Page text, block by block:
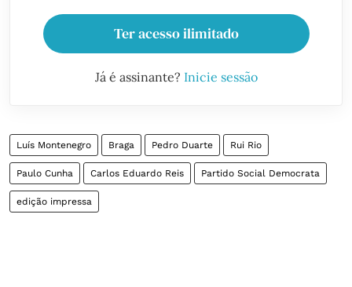
Ter acesso ilimitado
Já é assinante? Inicie sessão
Luís Montenegro Braga Pedro Duarte Rui Rio
Paulo Cunha Carlos Eduardo Reis Partido Social Democrata
edição impressa